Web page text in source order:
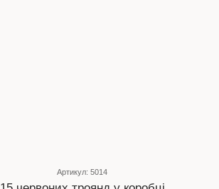
Артикул: 5014